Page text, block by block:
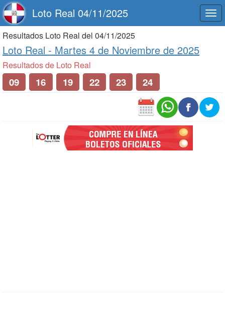
Loto Real 04/11/2025
Resultados Loto Real del 04/11/2025
Loto Real - Martes 4 de Noviembre de 2025
Resultados de Loto Real
09 16 19 22 23 24